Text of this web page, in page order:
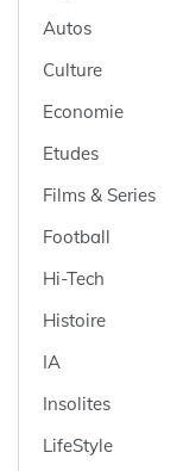
Autos
Culture
Economie
Etudes
Films & Series
Football
Hi-Tech
Histoire
IA
Insolites
LifeStyle